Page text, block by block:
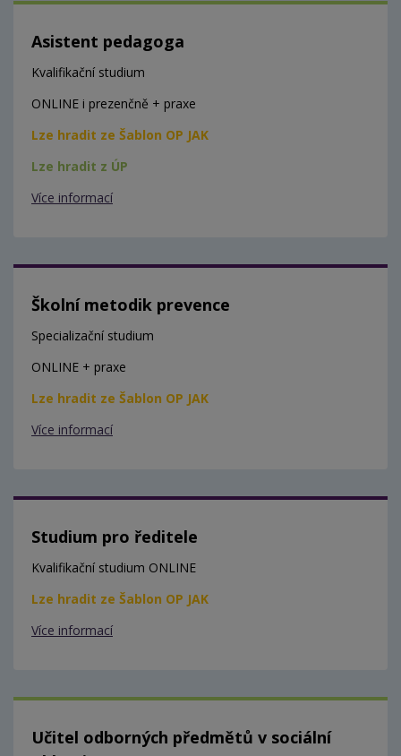
Asistent pedagoga
Kvalifikační studium
ONLINE i prezenčně + praxe
Lze hradit ze Šablon OP JAK
Lze hradit z ÚP
Více informací
Školní metodik prevence
Specializační studium
ONLINE + praxe
Lze hradit ze Šablon OP JAK
Více informací
Studium pro ředitele
Kvalifikační studium ONLINE
Lze hradit ze Šablon OP JAK
Více informací
Učitel odborných předmětů v sociální